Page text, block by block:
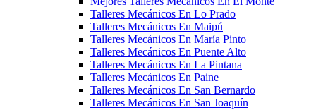
Talleres Mecánicos En Lo Prado
Talleres Mecánicos En Maipú
Talleres Mecánicos En María Pinto
Talleres Mecánicos En Puente Alto
Talleres Mecánicos En La Pintana
Talleres Mecánicos En Paine
Talleres Mecánicos En San Bernardo
Talleres Mecánicos En San Joaquín